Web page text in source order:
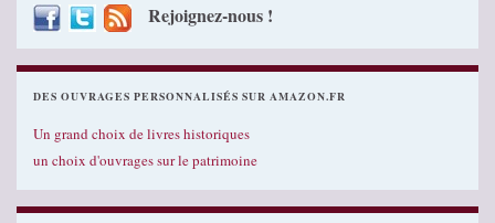
Rejoignez-nous !
DES OUVRAGES PERSONNALISÉS SUR AMAZON.FR
Un grand choix de livres historiques
un choix d'ouvrages sur le patrimoine